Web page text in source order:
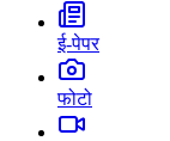
ई-पेपर
फोटो